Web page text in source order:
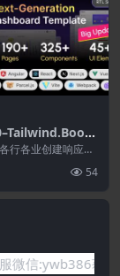
ASP.net 管
行各业创建响应
能丰富的 Web 应
54
获取帮助！